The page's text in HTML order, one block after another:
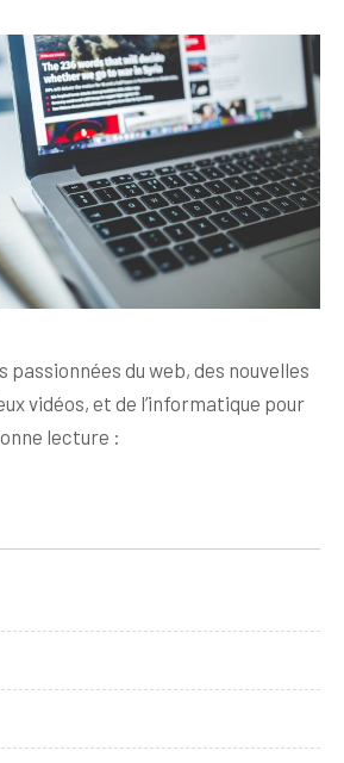
passionnées du web, des nouvelles
vidéos, et de l’informatique pour
lecture :